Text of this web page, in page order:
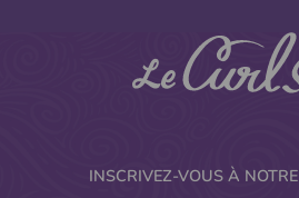
INSCRIVEZ-VOUS À NOTRE